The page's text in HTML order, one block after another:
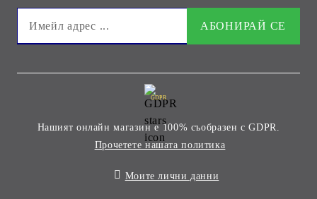
GDPR
Нашият онлайн магазин е 100% съобразен с GDPR.
Прочетете нашата политика
Моите лични данни